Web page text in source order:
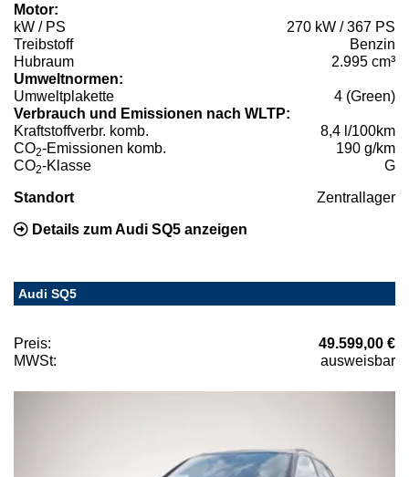
Motor:
kW / PS
270 kW / 367 PS
Treibstoff
Benzin
Hubraum
2.995 cm³
Umweltnormen:
Umweltplakette
4 (Green)
Verbrauch und Emissionen nach WLTP:
Kraftstoffverbr. komb.
8,4 l/100km
CO2-Emissionen komb.
190 g/km
CO2-Klasse G
Standort Zentrallager
Details zum Audi SQ5 anzeigen
Audi SQ5
Preis:
49.599,00 €
MWSt:
ausweisbar